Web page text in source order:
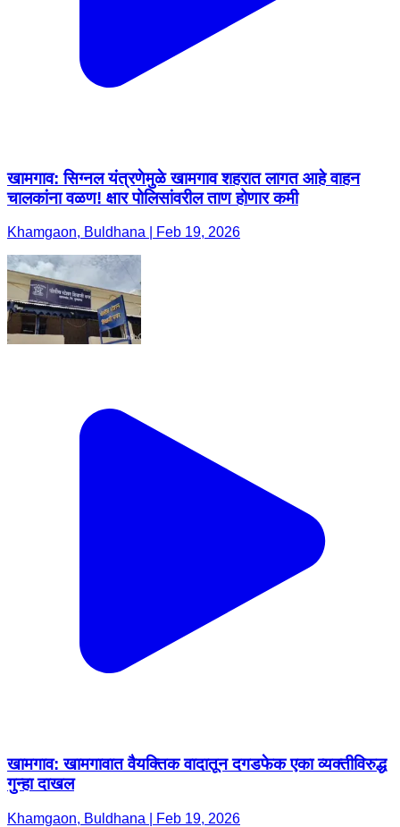
खामगाव: सिग्नल यंत्रणेमुळे खामगाव शहरात लागत आहे वाहन
चालकांना वळण! क्षार पोलिसांवरील ताण होणार कमी
Khamgaon, Buldhana | Feb 19, 2026
खामगाव: खामगावात वैयक्तिक वादातून दगडफेक एका व्यक्तीविरुद्ध
गुन्हा दाखल
Khamgaon, Buldhana | Feb 19, 2026